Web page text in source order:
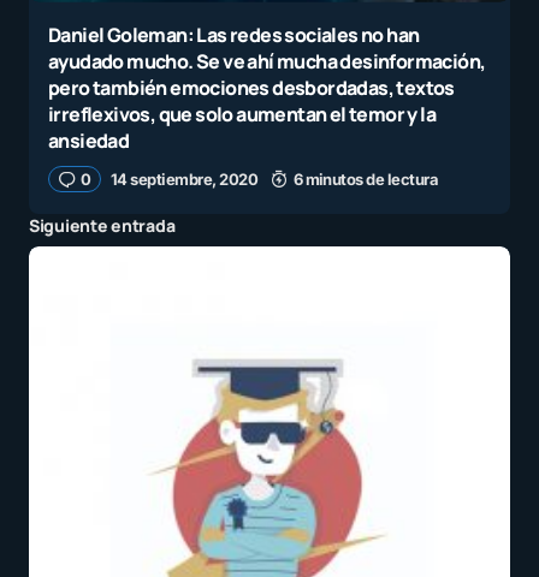
Daniel Goleman: Las redes sociales no han
ayudado mucho. Se ve ahí mucha desinformación,
pero también emociones desbordadas, textos
irreflexivos, que solo aumentan el temor y la
ansiedad
0 14 septiembre, 2020 6 minutos de lectura
Siguiente entrada